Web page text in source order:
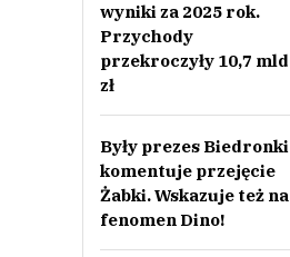
wyniki za 2025 rok.
Przychody
przekroczyły 10,7 mld
zł
Były prezes Biedronki
komentuje przejęcie
Żabki. Wskazuje też na
fenomen Dino!